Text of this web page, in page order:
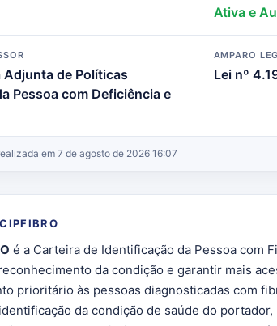
Ativa e
Adjunta de Políticas
Pessoa com Deficiência e
AMPARO
Lei nº
em 7 de agosto de 2026 16:07
é a Carteira de Identificação da Pessoa com
da condição e garantir mais
prioritário às pessoas diagnosticadas com
da condição de saúde do